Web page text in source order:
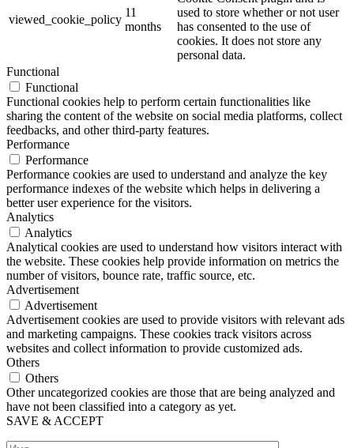
viewed_cookie_policy
11
months
used to store whether or not user
has consented to the use of
cookies. It does not store any
personal data.
Functional
Functional
Functional cookies help to perform certain functionalities like
sharing the content of the website on social media platforms, collect
feedbacks, and other third-party features.
Performance
Performance
Performance cookies are used to understand and analyze the key
performance indexes of the website which helps in delivering a
better user experience for the visitors.
Analytics
Analytics
Analytical cookies are used to understand how visitors interact with
the website. These cookies help provide information on metrics the
number of visitors, bounce rate, traffic source, etc.
Advertisement
Advertisement
Advertisement cookies are used to provide visitors with relevant ads
and marketing campaigns. These cookies track visitors across
websites and collect information to provide customized ads.
Others
Others
Other uncategorized cookies are those that are being analyzed and
have not been classified into a category as yet.
SAVE & ACCEPT